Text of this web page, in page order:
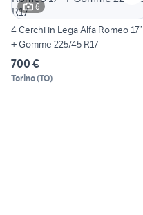
6
4 Cerchi in Lega Alfa Romeo 17”
+ Gomme 225/45 R17
700 €
Torino(TO)